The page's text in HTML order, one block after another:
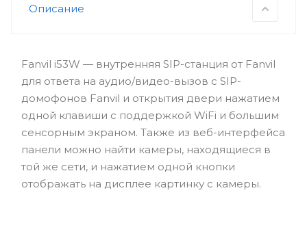
Описание
Fanvil i53W — внутренняя SIP-станция от Fanvil
для ответа на аудио/видео-вызов с SIP-
домофонов Fanvil и открытия двери нажатием
одной клавиши с поддержкой WiFi и большим
сенсорным экраном. Также из веб-интерфейса
панели можно найти камеры, находящиеся в
той же сети, и нажатием одной кнопки
отображать на дисплее картинку с камеры.